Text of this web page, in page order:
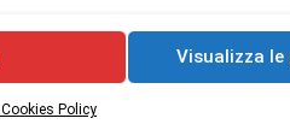
Visualizza le
Policy